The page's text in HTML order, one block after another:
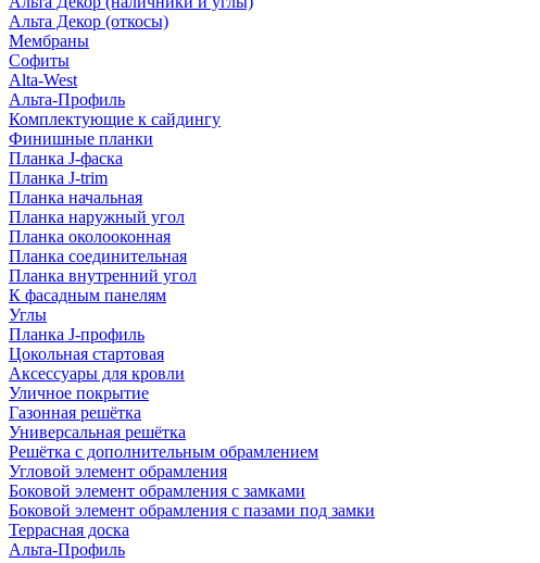
Альта Декор (откосы)
Мембраны
Софиты
Alta-West
Альта-Профиль
Комплектующие к сайдингу
Финишные планки
Планка J-фаска
Планка J-trim
Планка начальная
Планка наружный угол
Планка околооконная
Планка соединительная
Планка внутренний угол
К фасадным панелям
Углы
Планка J-профиль
Цокольная стартовая
Аксессуары для кровли
Уличное покрытие
Газонная решётка
Универсальная решётка
Решётка с дополнительным обрамлением
Угловой элемент обрамления
Боковой элемент обрамления с замками
Боковой элемент обрамления с пазами под замки
Террасная доска
Альта-Профиль